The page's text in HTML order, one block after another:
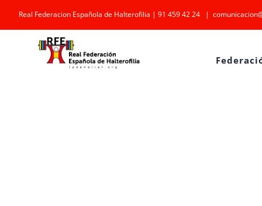
Saltar
al
contenido
Real Federacion Española de Halterofilia | 91 459 42 24 |